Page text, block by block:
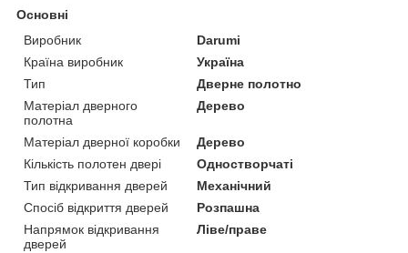
Основні
Виробник
Darumi
Країна виробник
Україна
Тип
Дверне полотно
Матеріал дверного
полотна
Дерево
Матеріал дверної коробки
Дерево
Кількість полотен двері
Одностворчаті
Тип відкривання дверей
Механічний
Спосіб відкриття дверей
Розпашна
Напрямок відкривання
дверей
Ліве/праве